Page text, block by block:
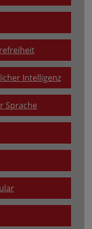
Intelligenz
Sprache